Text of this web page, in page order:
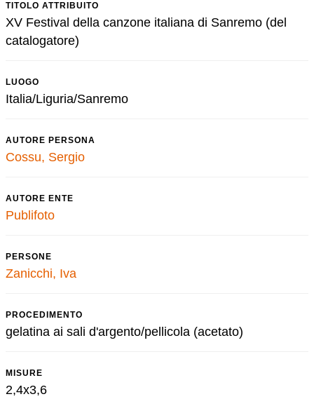
TITOLO ATTRIBUITO
XV Festival della canzone italiana di Sanremo (del
catalogatore)
LUOGO
Italia/Liguria/Sanremo
AUTORE PERSONA
Cossu, Sergio
AUTORE ENTE
Publifoto
PERSONE
Zanicchi, Iva
PROCEDIMENTO
gelatina ai sali d'argento/pellicola (acetato)
MISURE
2,4x3,6